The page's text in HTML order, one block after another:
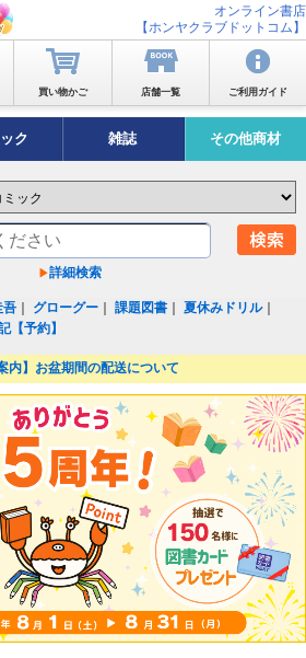
オンライン書店
【ホンヤクラブドットコム】
買い物かご 店舗一覧 ご利用ガイド
ク 雑誌 その他商材
詳細検索
吾 グローグー ｜課題図書 ｜夏休みドリル｜
【予約】
内】お盆期間の配送について